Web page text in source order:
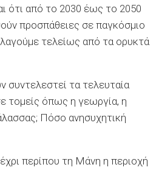
ότι από το 2030 έως το 2050
προσπάθειες σε παγκόσμιο
τελείως από τα ορυκτά
συντελεστεί τα τελευταία
τομείς όπως η γεωργία, η
Πόσο ανησυχητική
περίπου τη Μάνη η περιοχή